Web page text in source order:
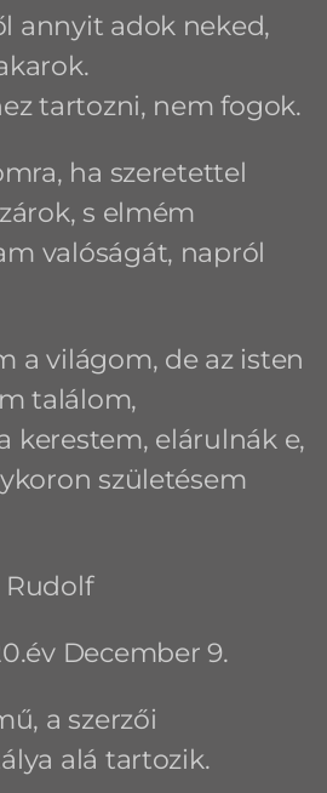
annyit adok neked,
tartozni, nem fogok.
ha szeretettel
s elmém
valóságát, napról
a világom, de az isten
találom,
kerestem, elárulnák e,
születésem
Rudolf
December 9.
a szerzői
alá tartozik.